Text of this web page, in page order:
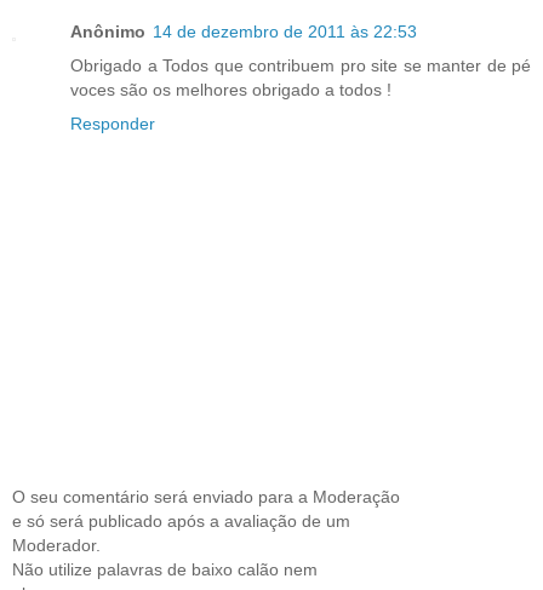
Anônimo 14 de dezembro de 2011 às 22:53
Obrigado a Todos que contribuem pro site se manter de pé
voces são os melhores obrigado a todos !
Responder
O seu comentário será enviado para a Moderação
e só será publicado após a avaliação de um
Moderador.
Não utilize palavras de baixo calão nem